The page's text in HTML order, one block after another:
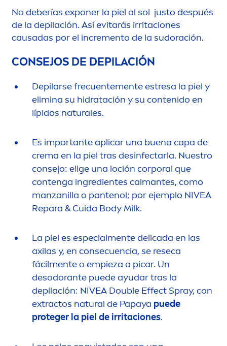
No deberías exponer la piel al sol justo después
de la depilación. Así evitarás irritaciones
causadas por el incremento de la sudoración.
CONSEJOS DE DEPILACIÓN
Depilarse frecuentemente estresa la piel y
elimina su hidratación y su contenido en
lípidos naturales.
Es importante aplicar una buena capa de
crema en la piel tras desinfectarla. Nuestro
consejo: elige una loción corporal que
contenga ingredientes calmantes, como
manzanilla o pantenol; por ejemplo NIVEA
Repara & Cuida Body Milk.
La piel es especialmente delicada en las
axilas y, en consecuencia, se reseca
fácilmente o empieza a picar. Un
desodorante puede ayudar tras la
depilación: NIVEA Double Effect Spray, con
extractos natural de Papaya puede
proteger la piel de irritaciones.